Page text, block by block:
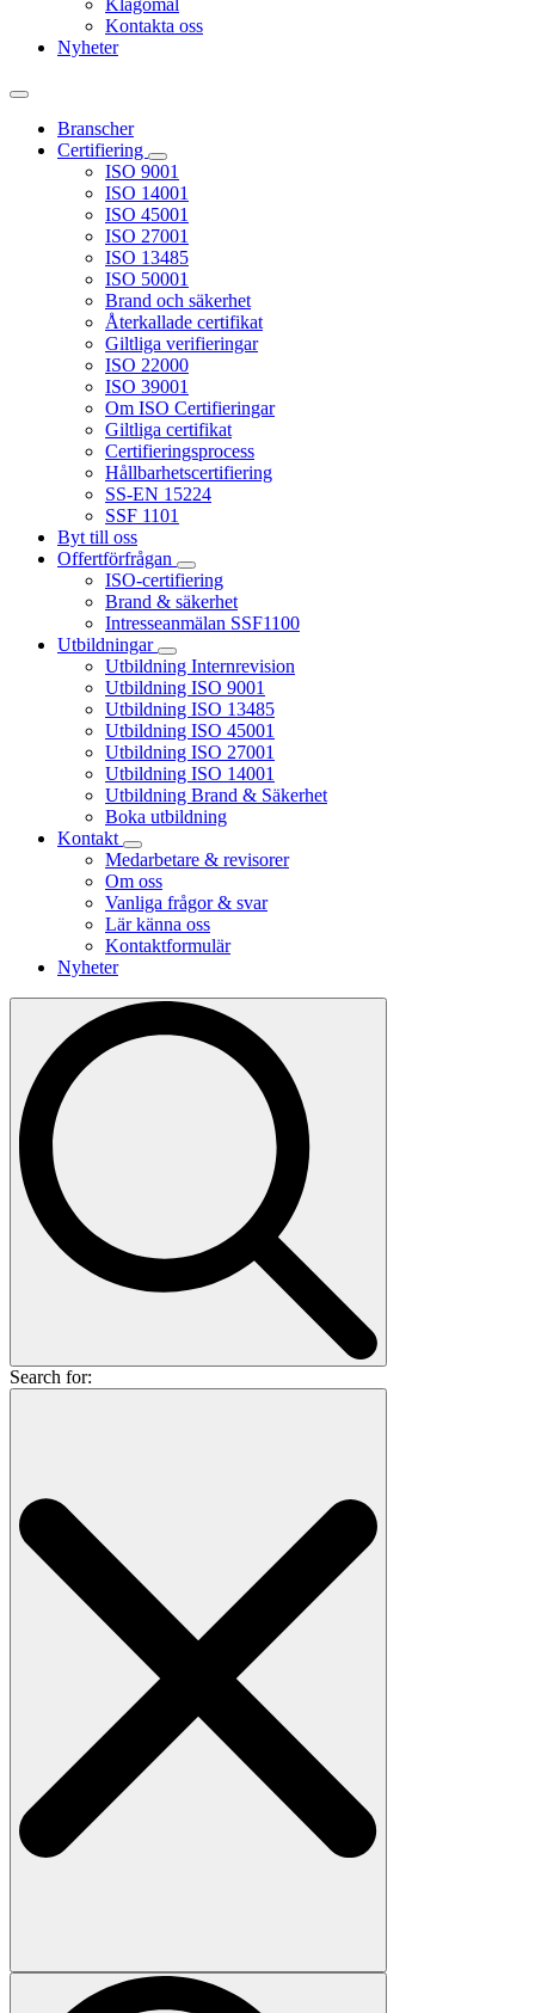
Klagomål
Kontakta oss
Nyheter
Branscher
Certifiering
ISO 9001
ISO 14001
ISO 45001
ISO 27001
ISO 13485
ISO 50001
Brand och säkerhet
Återkallade certifikat
Giltliga verifieringar
ISO 22000
ISO 39001
Om ISO Certifieringar
Giltliga certifikat
Certifieringsprocess
Hållbarhetscertifiering
SS-EN 15224
SSF 1101
Byt till oss
Offertförfrågan
ISO-certifiering
Brand & säkerhet
Intresseanmälan SSF1100
Utbildningar
Utbildning Internrevision
Utbildning ISO 9001
Utbildning ISO 13485
Utbildning ISO 45001
Utbildning ISO 27001
Utbildning ISO 14001
Utbildning Brand & Säkerhet
Boka utbildning
Kontakt
Medarbetare & revisorer
Om oss
Vanliga frågor & svar
Lär känna oss
Kontaktformulär
Nyheter
Search for: